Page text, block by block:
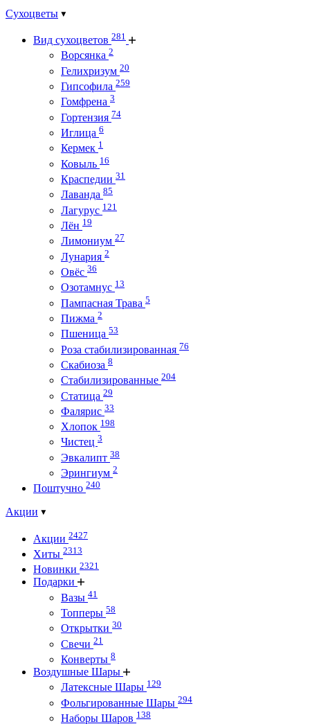
Сухоцветы
Вид сухоцветов 281
Ворсянка 2
Гелихризум 20
Гипсофила 259
Гомфрена 3
Гортензия 74
Иглица 6
Кермек 1
Ковыль 16
Краспедии 31
Лаванда 85
Лагурус 121
Лён 19
Лимониум 27
Лунария 2
Овёс 36
Озотамнус 13
Пампасная Трава 5
Пижма 2
Пшеница 53
Роза стабилизированная 76
Скабиоза 8
Стабилизированные 204
Статица 29
Фалярис 33
Хлопок 198
Чистец 3
Эвкалипт 38
Эрингиум 2
Поштучно 240
Акции
Акции 2427
Хиты 2313
Новинки 2321
Подарки
Вазы 41
Топперы 58
Открытки 30
Свечи 21
Конверты 8
Воздушные Шары
Латексные Шары 129
Фольгированные Шары 294
Наборы Шаров 138